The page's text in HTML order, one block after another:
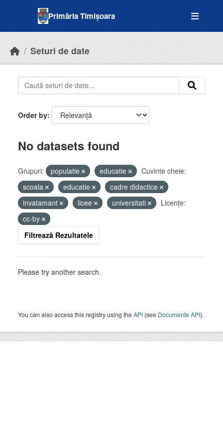
Primăria Timișoara
Seturi de date
Order by
No datasets found
Grupuri: populatie educatie
Cuvinte cheie:
scoala
educatie
cadre didactice
invatamant
licee universitati
Licenţe:
cc-by
Filtrează Rezultatele
Please try another search.
You can also access this registry using theAPI (see Documente API).